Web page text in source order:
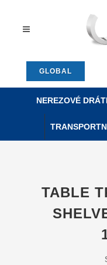
GLOBAL
NEREZOVÉ
TABLE